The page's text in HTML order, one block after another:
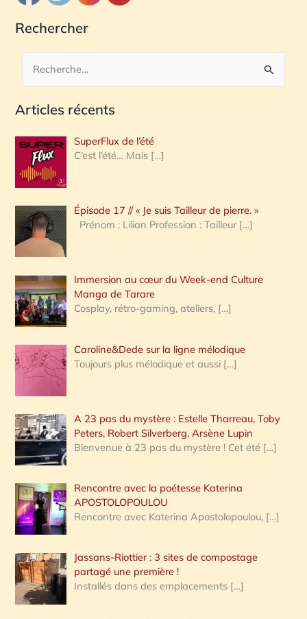
Rechercher
c
e
r
c
h
e
:
Articles récents
SuperFlux de l’été
C’est l’été… Mais […]
Épisode 17 // « Je suis Tailleur de pierre. »
Prénom : Lilian Profession : Tailleur […]
Immersion au cœur du Week-end Culture
Manga de Tarare
Cosplay, rétro-gaming, ateliers, […]
Caroline&Dede sur la ligne mélodique
Toujours plus mélodique et aussi […]
A 23 pas du mystère : Estelle Tharreau, Toby
Peters, Robert Silverberg, Arsène Lupin
Bienvenue à 23 pas du mystère ! Cet été […]
Rencontre avec la poétesse Katerina
APOSTOLOPOULOU
Rencontre avec Katerina Apostolopoulou, […]
Jassans-Riottier : 3 sites de compostage
partagé une première !
Installés dans des emplacements […]